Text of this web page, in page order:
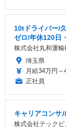
10tドライバー/
ゼロ/年休120日
株式会社丸和運輸
埼玉県
月給34万円～
正社員
キャリアコンサ
株式会社テックビ